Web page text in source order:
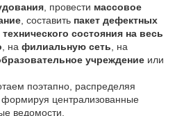
, провести массовое
, составить пакет дефектных
состояния на весь
, на филиальную сеть , на
учреждение или
поэтапно, распределяя
централизованные
ведомости.